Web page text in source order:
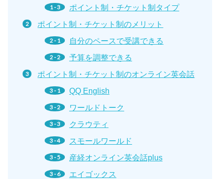
ポイント制・チケット制タイプ
ポイント制・チケット制のメリット
自分のペースで受講できる
予算を調整できる
ポイント制・チケット制のオンライン英会話
QQ English
ワールドトーク
クラウティ
スモールワールド
産経オンライン英会話plus
エイゴックス